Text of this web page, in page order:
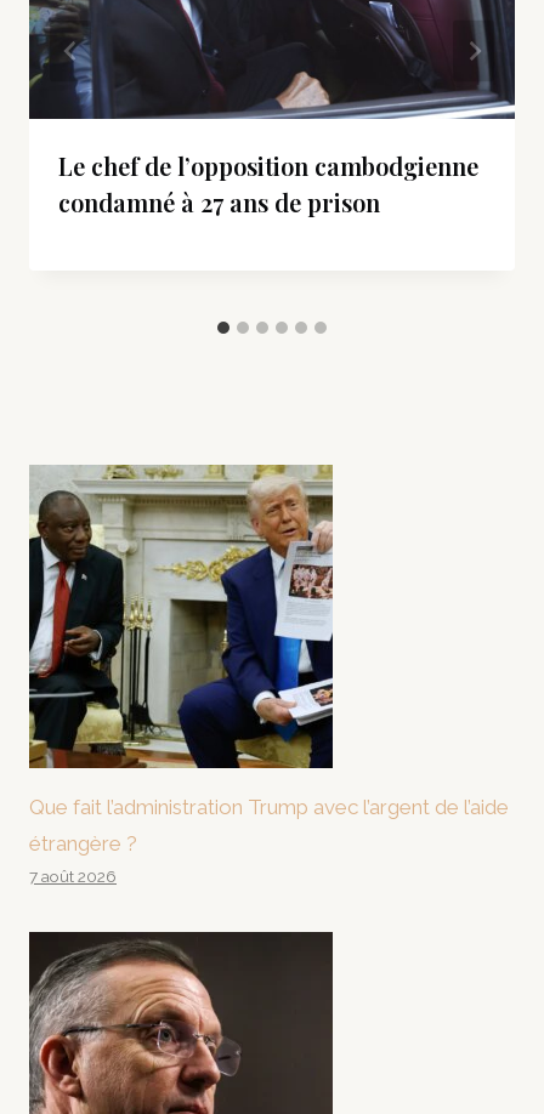
Le chef de l’opposition cambodgienne
condamné à 27 ans de prison
Que fait l’administration Trump avec l’argent de l’aide
étrangère ?
7 août 2026